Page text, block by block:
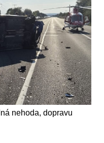
nehoda, dopravu